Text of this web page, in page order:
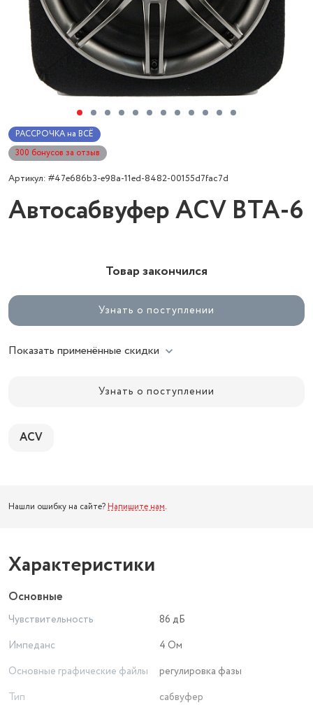
РАССРОЧКА на ВСЁ
300 бонусов за отзыв
Артикул: #47e686b3-e98a-11ed-8482-00155d7fac7d
Автосабвуфер ACV BTA-6
Товар закончился
Узнать о поступлении
Показать применённые скидки
Узнать о поступлении
ACV
Нашли ошибку на сайте? Напишите нам.
Характеристики
Основные
Чувствительность
86 дБ
Импеданс
4 Ом
Основные графические файлы
регулировка фазы
Тип
сабвуфер